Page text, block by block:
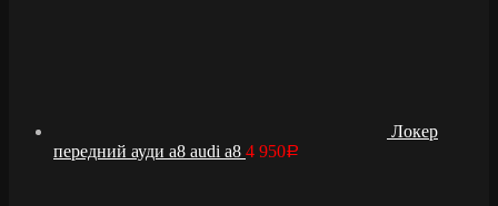
Локер
передний ауди а8 audi a8 4 950Р